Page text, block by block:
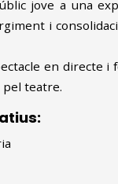
jove a una
i
en directe i
teatre.